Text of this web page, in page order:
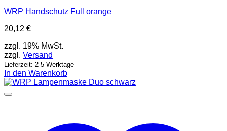
WRP Handschutz Full orange
20,12 €
zzgl. 19% MwSt.
zzgl. Versand
Lieferzeit: 2-5 Werktage
In den Warenkorb